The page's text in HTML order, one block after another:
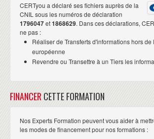
CERTyou a déclaré ses fichiers auprès de la
CNIL sous les numéros de déclaration
1796047et1868629. Dans ces déclarations,
ne pas :
Réaliser de Transferts d'informations hors de
européenne
Revendre ou Transettre à un Tiers les
FINANCER CETTE FORMATION
Nos Experts Formation peuvent vous aider à
les modes de financement pour nos formations :